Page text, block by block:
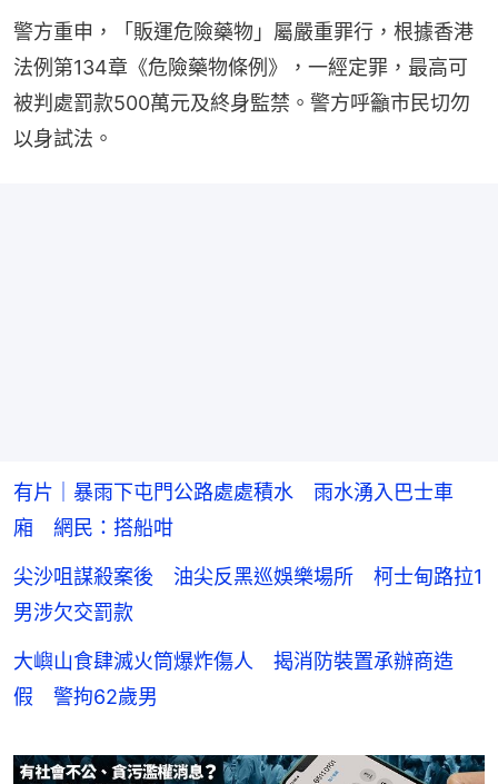
警方重申，「販運危險藥物」屬嚴重罪行，根據香港
法例第134章《危險藥物條例》，一經定罪，最高可
被判處罰款500萬元及終身監禁。警方呼籲市民切勿
以身試法。
有片｜暴雨下屯門公路處處積水 雨水湧入巴士車
廂 網民：搭船咁
尖沙咀謀殺案後 油尖反黑巡娛樂場所 柯士甸路拉1
男涉欠交罰款
大嶼山食肆滅火筒爆炸傷人 揭消防裝置承辦商造
假 警拘62歲男